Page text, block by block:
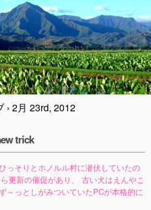
› 2月 23rd, 2012
trick
っそりとホノルル村に潜伏していたの
更新の催促があり、 古い犬はえんやこ
～っとしがみついていたPCが本格的に